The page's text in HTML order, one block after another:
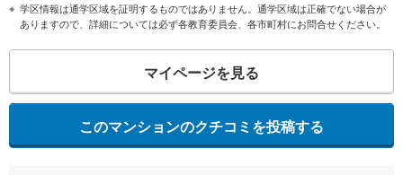
学区情報は通学区域を証明するものではありません。通学区域は正確でない場合が
ありますので、詳細については必ず各教育委員会、各市町村にお問合せください。
マイページを見る
このマンションのクチコミを投稿する